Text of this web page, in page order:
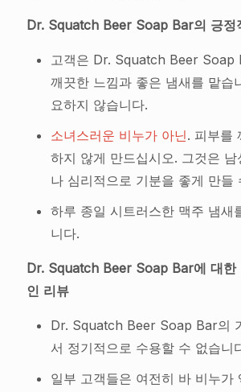
Dr. Squatch Beer Soap Bar의 긍정
고객은 Dr. Squatch Beer Soap
깨끗한 느낌과 좋은 냄새를 맡습
요하지 않습니다.
소녀스러운 비누가 아닌. 피부를
하지 않게 만드십시오. 그것은
나 심리적으로 기분을 좋게 만들
하루 종일 시트러스한 맥주 냄새
니다.
Dr. Squatch Beer Soap Bar에 대한
인 리뷰
Dr. Squatch Beer Soap Bar의
서 정기적으로 수용할 수 없습니
일부 고객들은 여전히 바 비누가